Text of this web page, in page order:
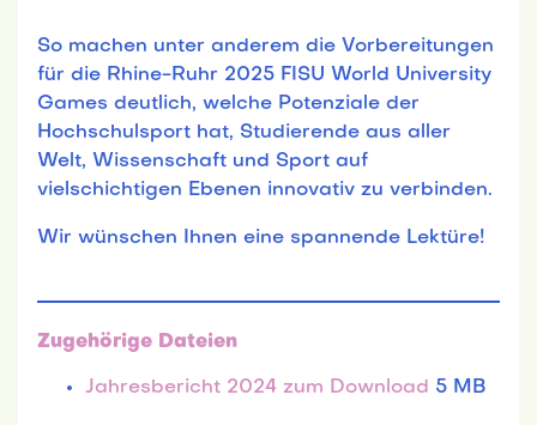
So machen unter anderem die Vorbereitungen
für die Rhine-Ruhr 2025 FISU World University
Games deutlich, welche Potenziale der
Hochschulsport hat, Studierende aus aller
Welt, Wissenschaft und Sport auf
vielschichtigen Ebenen innovativ zu verbinden.
Wir wünschen Ihnen eine spannende Lektüre!
Zugehörige Dateien
Jahresbericht 2024 zum Download 5 MB